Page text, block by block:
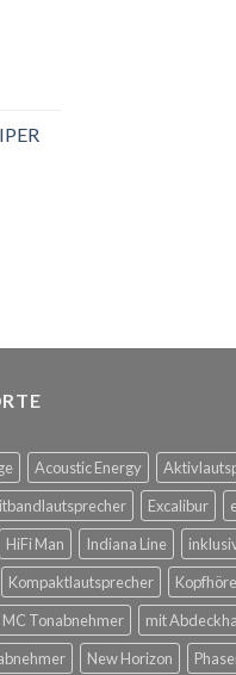
Acoustic Energy
Excalibur
HiFi Man Indiana Line
Kompaktlautsprecher
MC Tonabnehmer mit
New Horizon